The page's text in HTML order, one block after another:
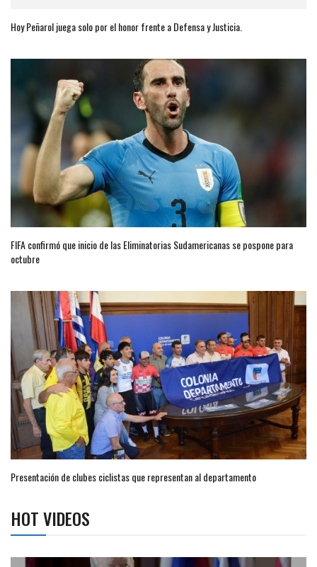
Hoy Peñarol juega solo por el honor frente a Defensa y Justicia.
FIFA confirmó que inicio de las Eliminatorias Sudamericanas se pospone para
octubre
Presentación de clubes ciclistas que representan al departamento
HOT VIDEOS